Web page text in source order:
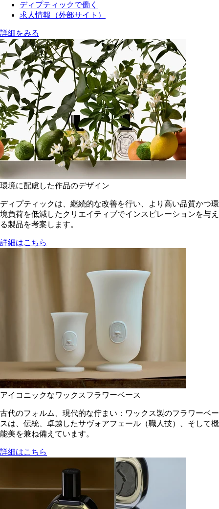
ディプティックで働く
求人情報（外部サイト）
詳細をみる
環境に配慮した作品のデザイン
ディプティックは、継続的な改善を行い、より高い品質かつ環
境負荷を低減した​クリエイティブでインスピレーションを与え
る製品を考案します。
詳細はこちら
アイコニックなワックスフラワーベース
古代のフォルム、現代的な佇まい：ワックス製のフラワーベー
スは、伝統、卓越したサヴォアフェール（職人技）、そして機
能美を兼ね備えています。
詳細はこちら